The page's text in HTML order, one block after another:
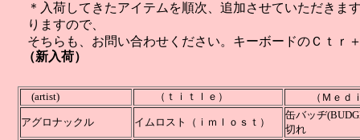
（新入荷）
(artist) （ｔｉｔｌｅ） （Ｍ
アグロナックル イムロスト（ｉｍｌｏｓｔ）
缶バッヂ
切れ
＊入荷してきたアイテムを順次、追加させていただきま
りますので、
そちらも、お問い合わせください。キーボードのＣｔｒ